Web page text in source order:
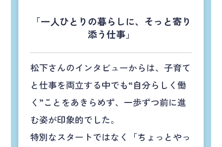
「一人ひとりの暮らしに、そっと寄り
添う仕事」
松下さんのインタビューからは、子育て
と仕事を両立する中でも“自分らしく働
く”ことをあきらめず、一歩ずつ前に進
む姿が印象的でした。
特別なスタートではなく「ちょっとやっ